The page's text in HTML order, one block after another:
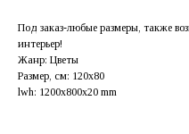
Под заказ-любые размеры, также
интерьер!
Жанр: Цветы
Размер, см: 120х80
lwh: 1200x800x20 mm